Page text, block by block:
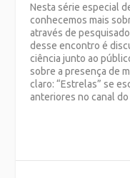
Nesta série especial
conhecemos mais
através de
desse encontro é
ciência junto ao
sobre a presença de
claro: “Estrelas” se
anteriores no canal